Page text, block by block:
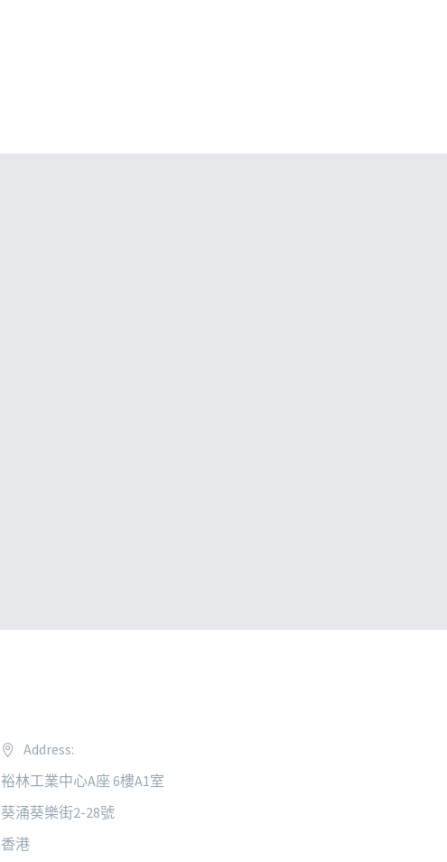
Address:
裕林工業中心A座 6樓A1室
葵涌葵樂街2-28號
香港